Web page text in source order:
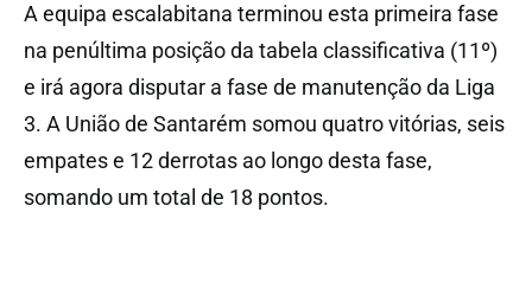
A equipa escalabitana terminou esta primeira fase
na penúltima posição da tabela classificativa (11º)
e irá agora disputar a fase de manutenção da Liga
3. A União de Santarém somou quatro vitórias, seis
empates e 12 derrotas ao longo desta fase,
somando um total de 18 pontos.